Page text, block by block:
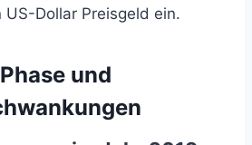
US-Dollar Preisgeld ein.
und